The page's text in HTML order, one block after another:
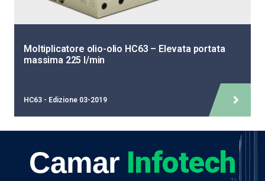
Moltiplicatore olio-olio HC63 – Elevata portata
massima 225 l/min
HC63 - Edizione 03-2019
Camar Infotech